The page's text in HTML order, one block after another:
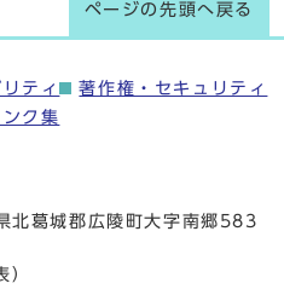
ページの先頭へ戻る
ティ
著作権・セキュリティ
ク集
葛城郡広陵町大字南郷583
）